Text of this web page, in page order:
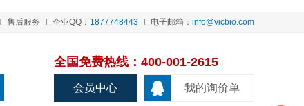
售后服务 企业QQ： 1877748443 电子邮箱： info@vicbio.com
全国免费热线：400-001-2615
我的询价单
会员中心